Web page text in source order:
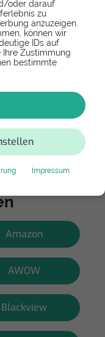
oder darauf
zu
anzuzeigen.
können wir
IDs auf
Ihre Zustimmung
bestimmte
Impressum
zudem daran,
und dir auch in
anzubieten.
Reparaturen in
Amazon
AWOW
Blackview